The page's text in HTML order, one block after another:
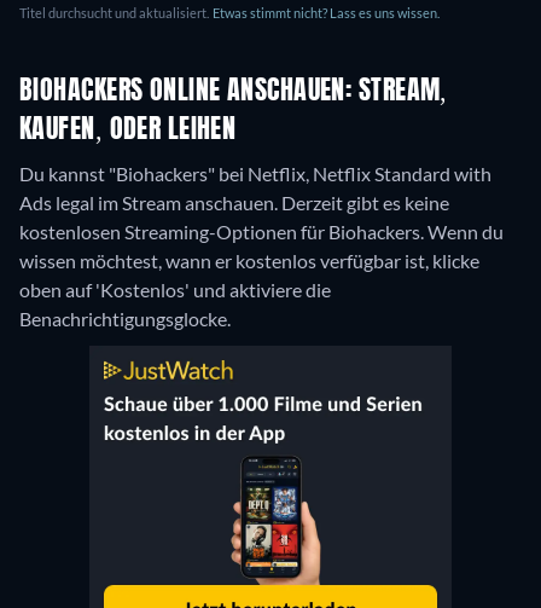
Titel durchsucht und aktualisiert. Etwas stimmt nicht? Lass es uns wissen.
BIOHACKERS ONLINE ANSCHAUEN: STREAM,
KAUFEN, ODER LEIHEN
Du kannst "Biohackers" bei Netflix, Netflix Standard with
Ads legal im Stream anschauen. Derzeit gibt es keine
kostenlosen Streaming-Optionen für Biohackers. Wenn du
wissen möchtest, wann er kostenlos verfügbar ist, klicke
oben auf 'Kostenlos' und aktiviere die
Benachrichtigungsglocke.